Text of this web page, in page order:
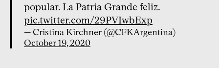
popular. La Patria Grande feliz.
pic.twitter.com/29PVIwbExp
— Cristina Kirchner (@CFKArgentina)
October 19, 2020